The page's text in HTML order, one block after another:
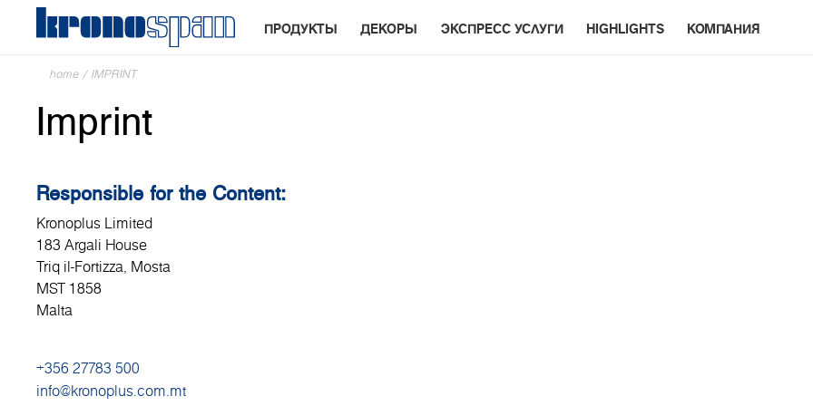
ПРОДУКТЫ ДЕКОРЫ ЭКСПРЕСС УСЛУГИ HIGHLIGHTS КОМПАНИЯ
home / IMPRINT
Imprint
Responsible for the Content:
Kronoplus Limited
183 Argali House
Triq il-Fortizza, Mosta
MST 1858
Malta
+356 27783 500
info@kronoplus.com.mt